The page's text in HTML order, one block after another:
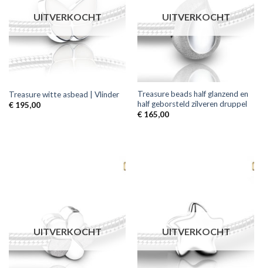
UITVERKOCHT
Treasure witte asbead | Vlinder
€195,00
UITVERKOCHT
Treasure beads half glanzend en
half geborsteld zilveren druppel
€165,00
UITVERKOCHT UITVERKOCHT